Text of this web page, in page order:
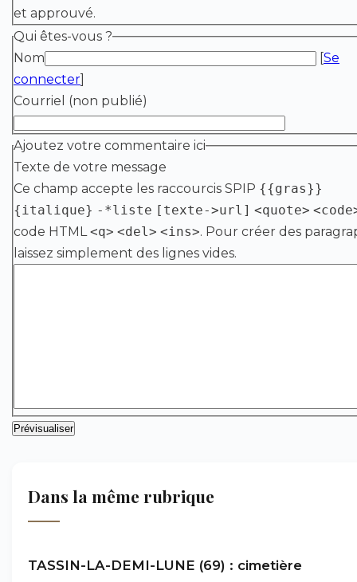
et approuvé.
Qui êtes-vous ?
Nom
[Se
connecter]
Courriel (non publié)
Ajoutez votre commentaire ici
Texte de votre message
Ce champ accepte les raccourcis SPIP {{gras}}
{italique} -*liste [texte->url] <quote>
code HTML<q> <del> <ins>. Pour créer des
laissez simplement des lignes vides.
Dans la même rubrique
TASSIN-LA-DEMI-LUNE (69) : cimetière